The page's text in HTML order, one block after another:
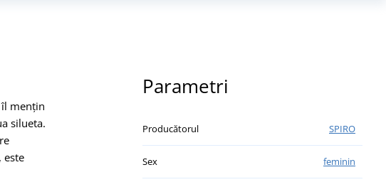
mențin
silueta.
este
Parametri
Producătorul SPIRO
Sex feminin